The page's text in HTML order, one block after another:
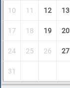
10 11 12 13
17 18 19 20
24 25 26 27
31